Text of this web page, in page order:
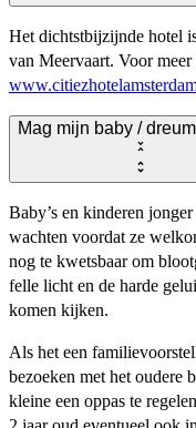
Het dichtstbijzijnde hotel
van Meervaart. Voor
Mag mijn baby /
Baby’s en kinderen
wachten voordat ze
nog te kwetsbaar om
felle licht en de harde
komen kijken.
Als het een
bezoeken met het oudere
kleine een oppas te